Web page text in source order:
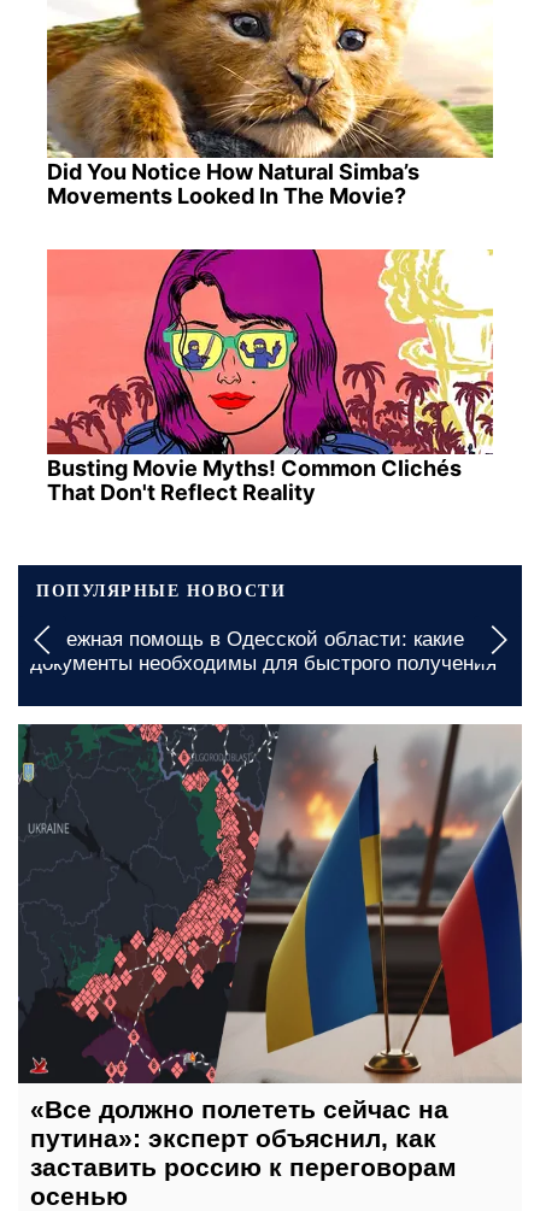
Did You Notice How Natural Simba’s
Movements Looked In The Movie?
Busting Movie Myths! Common Clichés
That Don't Reflect Reality
ПОПУЛЯРНЫЕ НОВОСТИ
Денежная помощь в Одесской области: какие
документы необходимы для быстрого получения
5 августа, 09:00
«Все должно полететь сейчас на
путина»: эксперт объяснил, как
заставить россию к переговорам
осенью